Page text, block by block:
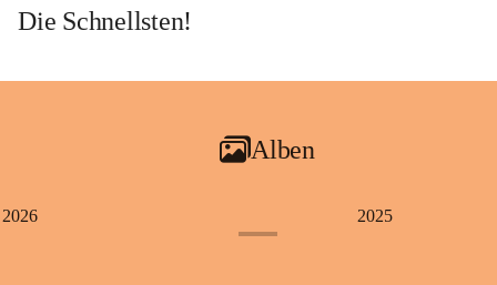
Die Schnellsten!
Alben
2026 2025